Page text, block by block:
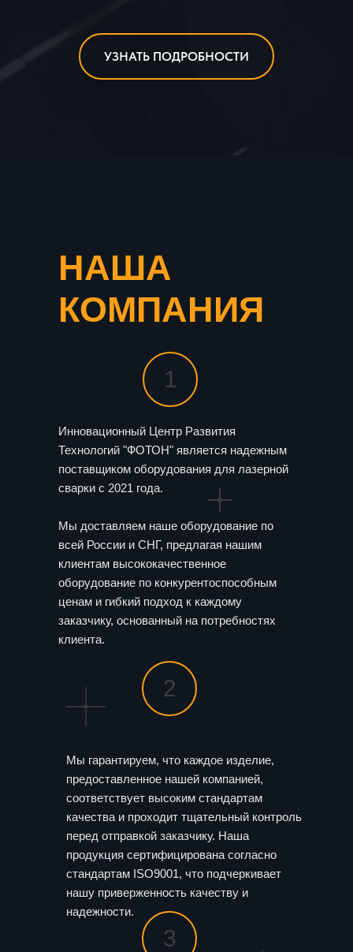
УЗНАТЬ ПОДРОБНОСТИ
1
2
НАША
КОМПАНИЯ
Инновационный Центр Развития
Технологий "ФОТОН" является надежным
поставщиком оборудования для лазерной
сварки с 2021 года.
Мы доставляем наше оборудование по
всей России и СНГ, предлагая нашим
клиентам высококачественное
оборудование по конкурентоспособным
ценам и гибкий подход к каждому
заказчику, основанный на потребностях
клиента.
Мы гарантируем, что каждое изделие,
предоставленное нашей компанией,
соответствует высоким стандартам
качества и проходит тщательный контроль
перед отправкой заказчику. Наша
продукция сертифицирована согласно
стандартам ISO9001, что подчеркивает
нашу приверженность качеству и
надежности.
3